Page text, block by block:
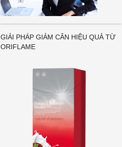
GIẢI PHÁP GIẢM CÂN HIỆU QUẢ TỪ
ORIFLAME